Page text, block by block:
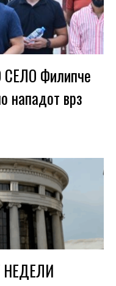
Филипче
нападот врз
НЕДЕЛИ